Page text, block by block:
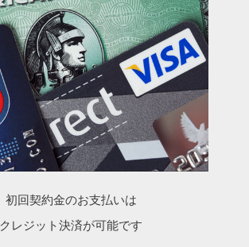
初回契約金のお支払いは
クレジット決済が可能です